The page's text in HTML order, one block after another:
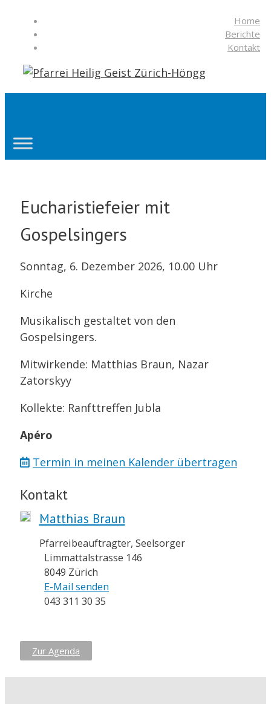
Inhalt
Home
Berichte
Kontakt
Eucharistiefeier mit
Gospelsingers
Sonntag, 6. Dezember 2026, 10.00 Uhr
Kirche
Musikalisch gestaltet von den
Gospelsingers.
Mitwirkende: Matthias Braun, Nazar
Zatorskyy
Kollekte: Ranfttreffen Jubla
Apéro
Termin in meinen Kalender übertragen
Kontakt
Matthias Braun
Pfarreibeauftragter, Seelsorger
Limmattalstrasse 146
8049 Zürich
E-Mail senden
043 311 30 35
Zur Agenda